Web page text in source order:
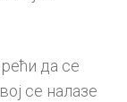
да се
се налазе